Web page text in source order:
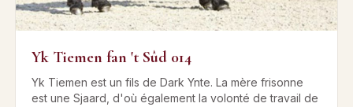
Yk Tiemen fan 't Sûd 014
Yk Tiemen est un fils de Dark Ynte. La mère frisonne
est une Sjaard, d'où également la volonté de travail de